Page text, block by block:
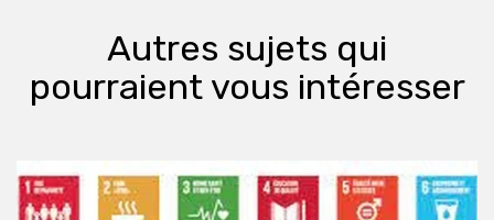
Autres sujets qui
pourraient vous intéresser